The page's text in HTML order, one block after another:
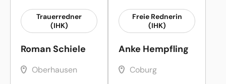
Trauerredner
(IHK)
Roman Schiele
Oberhausen
Freie Rednerin
(IHK)
Anke Hempfling
Coburg